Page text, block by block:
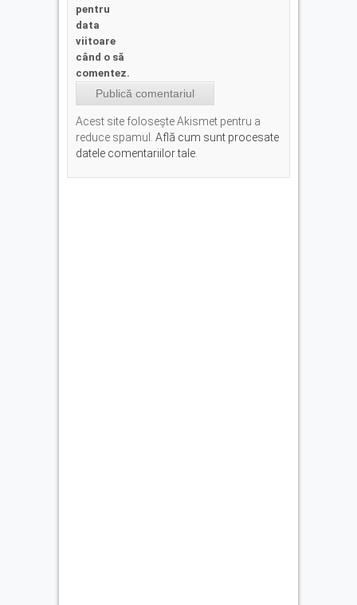
pentru
data
viitoare
când o să
comentez.
Acest site folosește Akismet pentru a
reduce spamul. Află cum sunt procesate
datele comentariilor tale